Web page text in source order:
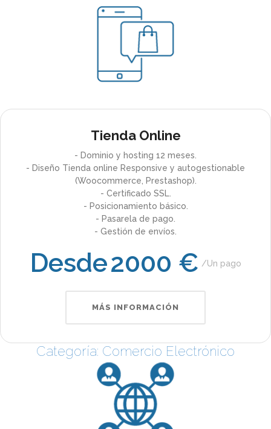
Tienda Online
- Dominio y hosting 12 meses.
- Diseño Tienda online Responsive y autogestionable
(Woocommerce, Prestashop).
- Certificado SSL.
- Posicionamiento básico.
- Pasarela de pago.
- Gestión de envíos.
Desde2000 € Un pago
MÁS INFORMACIÓN
Categoría: Comercio Electrónico